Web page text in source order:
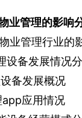
业管理的影响
业管理行业的
设备发展情况
备发展概况
app应用情况